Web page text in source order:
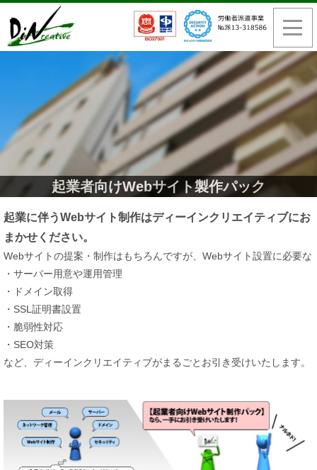
起業者向けWebサイト製作パック
起業に伴うWebサイト制作はディーインクリエイティブにお
まかせください。
Webサイトの提案・制作はもちろんですが、Webサイト設置に必要な
・サーバー用意や運用管理
・ドメイン取得
・SSL証明書設置
・脆弱性対応
・SEO対策
など、ディーインクリエイティブがまるごとお引き受けいたします。